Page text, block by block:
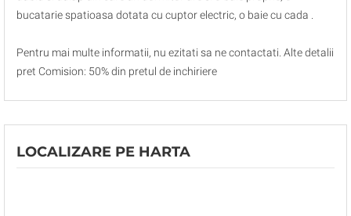
bucatarie spatioasa dotata cu cuptor electric, o baie cu cada .
Pentru mai multe informatii, nu ezitati sa ne contactati. Alte detalii
pret Comision: 50% din pretul de inchiriere
LOCALIZARE PE HARTA